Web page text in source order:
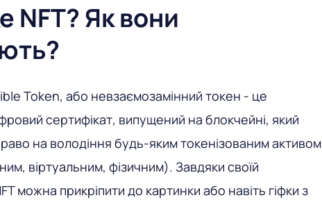
NFT? Як вони
Token, або невзаємозамінний токен - це
сертифікат, випущений на блокчейні, який
на володіння будь-яким токенізованим активом
віртуальним, фізичним). Завдяки своїй
можна прикріпити до картинки або навіть гіфки з